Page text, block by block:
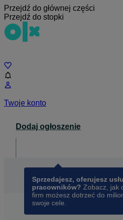
Przejdź do głównej części
Przejdź do stopki
Twoje konto
Dodaj ogłoszenie
Sprzedajesz, oferujesz
pracowników? Zobacz, jak
firm możesz dotrzeć do
swoje cele.